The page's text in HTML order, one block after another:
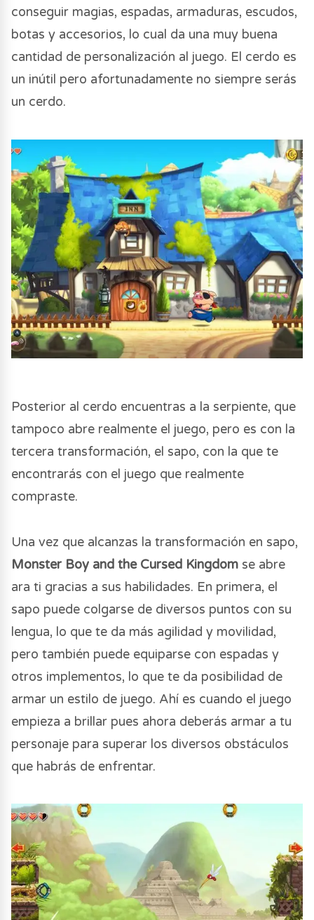
conseguir magias, espadas, armaduras, escudos,
botas y accesorios, lo cual da una muy buena
cantidad de personalización al juego. El cerdo es
un inútil pero afortunadamente no siempre serás
un cerdo.
Posterior al cerdo encuentras a la serpiente, que
tampoco abre realmente el juego, pero es con la
tercera transformación, el sapo, con la que te
encontrarás con el juego que realmente
compraste.
Una vez que alcanzas la transformación en sapo,
Monster Boy and the Cursed Kingdom se abre
ara ti gracias a sus habilidades. En primera, el
sapo puede colgarse de diversos puntos con su
lengua, lo que te da más agilidad y movilidad,
pero también puede equiparse con espadas y
otros implementos, lo que te da posibilidad de
armar un estilo de juego. Ahí es cuando el juego
empieza a brillar pues ahora deberás armar a tu
personaje para superar los diversos obstáculos
que habrás de enfrentar.